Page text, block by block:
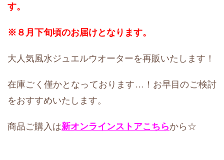
す。
※８月下旬頃のお届けとなります。
大人気風水ジュエルウオーターを再販いたします！
在庫ごく僅かとなっております…！お早目のご検討
をおすすめいたします。
商品ご購入は新オンラインストアこちらから☆